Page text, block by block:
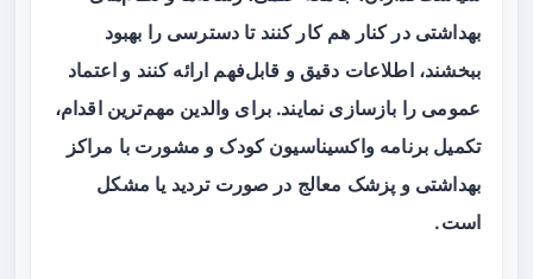
بهداشتی در کنار هم کار کنند تا دسترسی را بهبود
ببخشند، اطلاعات دقیق و قابل‌فهم ارائه کنند و اعتماد
عمومی را بازسازی نمایند. برای والدین مهم‌ترین اقدام،
تکمیل برنامه واکسیناسیون کودک و مشورت با مراکز
بهداشتی و پزشک معالج در صورت تردید یا مشکل
است.